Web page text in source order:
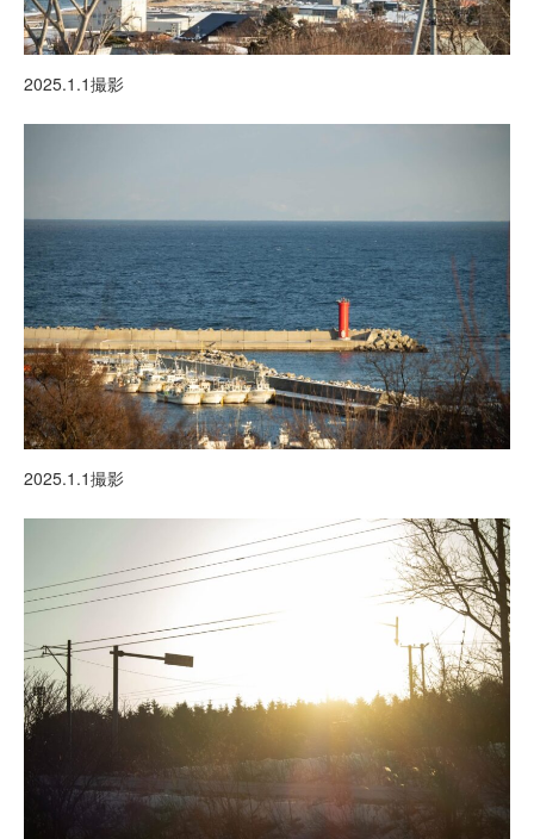
2025.1.1撮影
2025.1.1撮影